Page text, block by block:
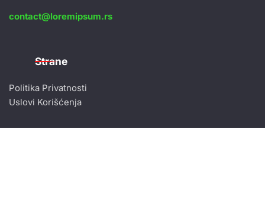
contact@loremipsum.rs
Strane
Politika Privatnosti
Uslovi Korišćenja